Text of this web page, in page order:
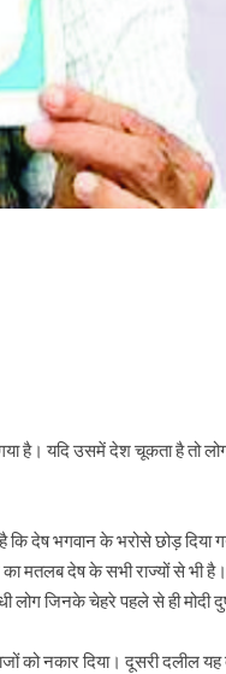
है। यदि उसमें देश चूकता है तो
कि देष भगवान के भरोसे छोड़
देष के सभी राज्यों से भी है।
लोग जिनके चेहरे पहले से ही
को नकार दिया। दूसरी दलील